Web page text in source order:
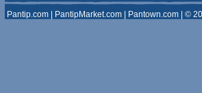
Pantip.com PantipMarket.com Pantown.com | ©